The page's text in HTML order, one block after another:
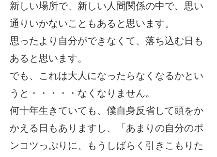
新しい場所で、新しい人間関係の中で、思い
通りいかないこともあると思います。
思ったより自分ができなくて、落ち込む日も
あると思います。
でも、これは大人になったらなくなるかとい
うと・・・・・なくなりません。
何十年生きていても、僕自身反省して頭をか
かえる日もありますし、「あまりの自分のポ
ンコツっぷりに、もうしばらく引きこもりた